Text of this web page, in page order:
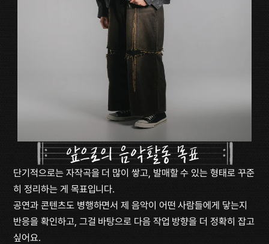
앞으로의 음악활동 목표
단기적으로는 자작곡을 더 많이 쌓고, 발매할 수 있는 형태로 꾸준
히 정리하는 게 목표입니다.
공연과 콘텐츠도 병행하면서 제 음악이 어떤 사람들에게 닿는지
반응을 확인하고, 그걸 바탕으로 다음 작업 방향을 더 정확히 잡고
싶어요.